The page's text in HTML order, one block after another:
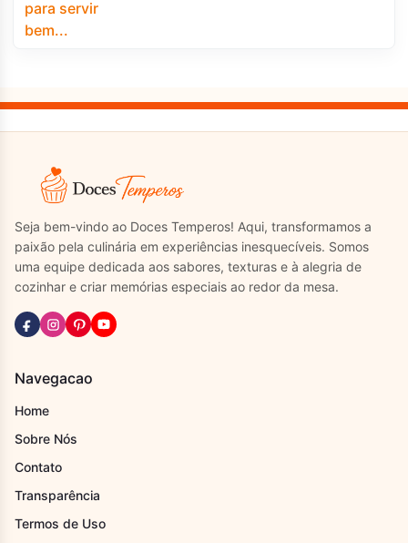
Seja bem-vindo ao Doces Temperos! Aqui, transformamos a
paixão pela culinária em experiências inesquecíveis. Somos
uma equipe dedicada aos sabores, texturas e à alegria de
cozinhar e criar memórias especiais ao redor da mesa.
Navegacao
Home
Sobre Nós
Contato
Transparência
Termos de Uso